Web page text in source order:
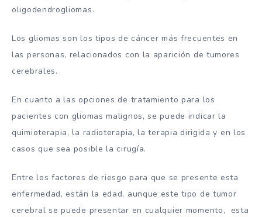
oligodendrogliomas.
Los gliomas son los tipos de cáncer más frecuentes en
las personas, relacionados con la aparición de tumores
cerebrales.
En cuanto a las opciones de tratamiento para los
pacientes con gliomas malignos, se puede indicar la
quimioterapia, la radioterapia, la terapia dirigida y en los
casos que sea posible la cirugía.
Entre los factores de riesgo para que se presente esta
enfermedad, están la edad, aunque este tipo de tumor
cerebral se puede presentar en cualquier momento, esta